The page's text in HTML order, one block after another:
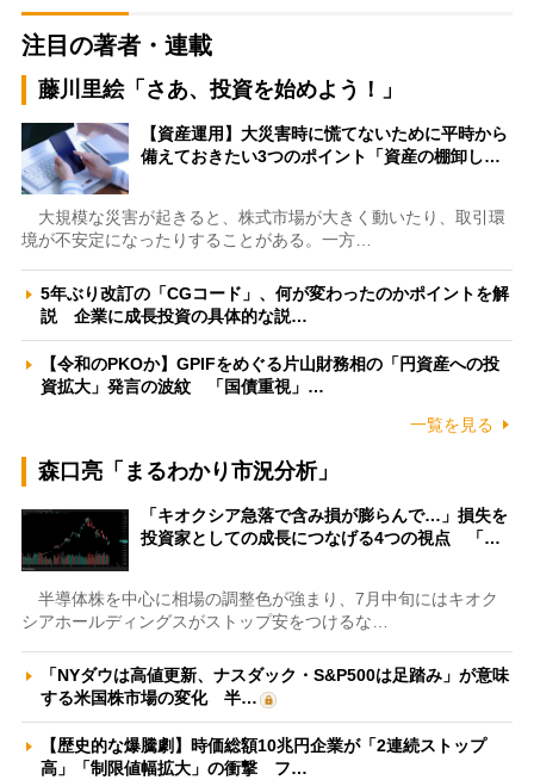
注目の著者・連載
藤川里絵「さあ、投資を始めよう！」
【資産運用】大災害時に慌てないために平時から
備えておきたい3つのポイント「資産の棚卸し…
大規模な災害が起きると、株式市場が大きく動いたり、取引環
境が不安定になったりすることがある。一方…
5年ぶり改訂の「CGコード」、何が変わったのかポイントを解
説 企業に成長投資の具体的な説…
【令和のPKOか】GPIFをめぐる片山財務相の「円資産への投
資拡大」発言の波紋 「国債重視」…
一覧を見る
森口亮「まるわかり市況分析」
「キオクシア急落で含み損が膨らんで…」損失を
投資家としての成長につなげる4つの視点 「…
半導体株を中心に相場の調整色が強まり、7月中旬にはキオク
シアホールディングスがストップ安をつけるな…
「NYダウは高値更新、ナスダック・S&P500は足踏み」が意味
する米国株市場の変化 半…
【歴史的な爆騰劇】時価総額10兆円企業が「2連続ストップ
高」「制限値幅拡大」の衝撃 フ…